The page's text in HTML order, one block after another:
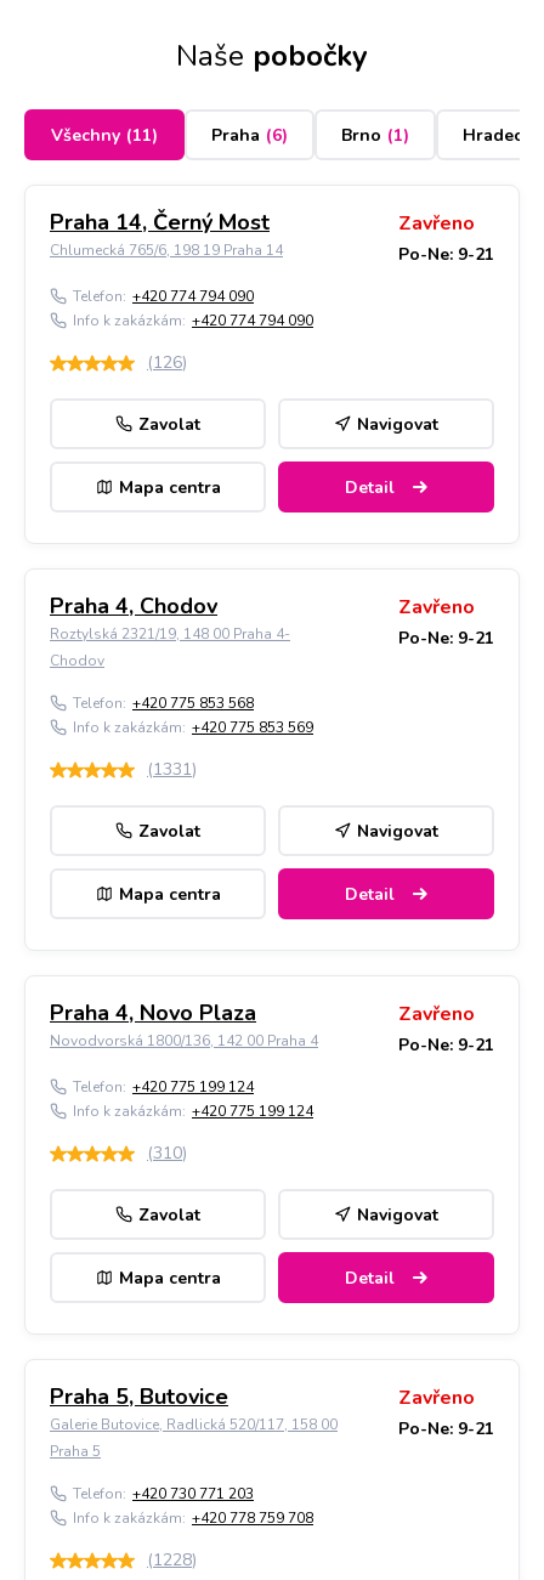
Naše pobočky
Všechny (11) Praha (6) Brno (1) Hradec
Praha 14, Černý Most
Chlumecká 765/6, 198 19 Praha 14
Zavřeno
Po-Ne: 9-21
Telefon: +420 774 794 090
Info k zakázkám: +420 774 794 090
(126)
Zavolat Navigovat
Mapa centra Detail
Praha 4, Chodov
Roztylská 2321/19, 148 00 Praha 4-
Chodov
Zavřeno
Po-Ne: 9-21
Telefon: +420 775 853 568
Info k zakázkám: +420 775 853 569
(1331)
Zavolat Navigovat
Mapa centra Detail
Praha 4, Novo Plaza
Novodvorská 1800/136, 142 00 Praha 4
Zavřeno
Po-Ne: 9-21
Telefon: +420 775 199 124
Info k zakázkám: +420 775 199 124
(310)
Zavolat Navigovat
Mapa centra Detail
Praha 5, Butovice
Galerie Butovice, Radlická 520/117, 158 00
Praha 5
Zavřeno
Po-Ne: 9-21
Telefon: +420 730 771 203
Info k zakázkám: +420 778 759 708
(1228)